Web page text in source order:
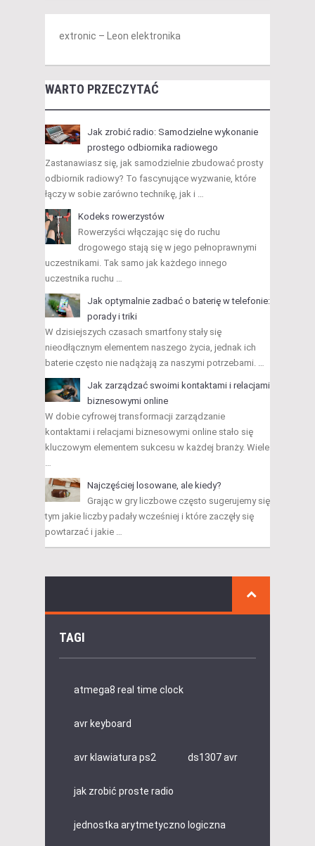
extronic – Leon elektronika
WARTO PRZECZYTAĆ
Jak zrobić radio: Samodzielne wykonanie
prostego odbiornika radiowego
Zastanawiasz się, jak samodzielnie zbudować prosty
odbiornik radiowy? To fascynujące wyzwanie, które
łączy w sobie zarówno technikę, jak i …
Kodeks rowerzystów
Rowerzyści włączając się do ruchu
drogowego stają się w jego pełnoprawnymi
uczestnikami. Tak samo jak każdego innego
uczestnika ruchu …
Jak optymalnie zadbać o baterię w telefonie:
porady i triki
W dzisiejszych czasach smartfony stały się
nieodłącznym elementem naszego życia, jednak ich
baterie często nie nadążają za naszymi potrzebami. …
Jak zarządzać swoimi kontaktami i relacjami
biznesowymi online
W dobie cyfrowej transformacji zarządzanie
kontaktami i relacjami biznesowymi online stało się
kluczowym elementem sukcesu w każdej branży. Wiele
…
Najczęściej losowane, ale kiedy?
Grając w gry liczbowe często sugerujemy się
tym jakie liczby padały wcześniej i które zaczęły się
powtarzać i jakie …
TAGI
atmega8 real time clock
avr keyboard
avr klawiatura ps2 ds1307 avr
jak zrobić proste radio
jednostka arytmetyczno logiczna